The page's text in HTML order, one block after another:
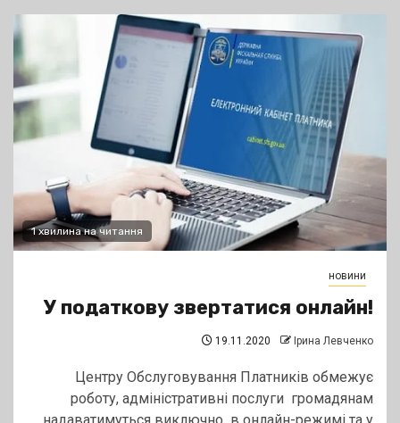
1 хвилина на читання
новини
У податкову звертатися онлайн!
19.11.2020 Ірина Левченко
Центру Обслуговування Платників обмежує
роботу, адміністративні послуги громадянам